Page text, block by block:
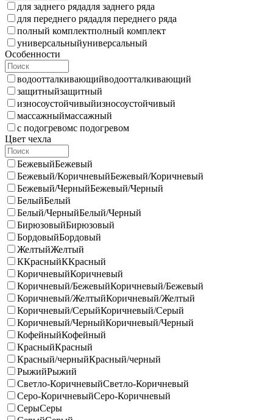
для заднего рядадля заднего ряда
для переднего рядадля переднего ряда
полный комплектполный комплект
универсальныйуниверсальный
Особенности
водоотталкивающийводоотталкивающий
защитныйзащитный
износоустойчивыйизносоустойчивый
массажныймассажный
с подогревомс подогревом
Цвет чехла
БежевыйБежевый
Бежевый/КоричневыйБежевый/Коричневый
Бежевый/ЧерныйБежевый/Черный
БелыйБелый
Белый/ЧерныйБелый/Черный
БирюзовыйБирюзовый
БордовыйБордовый
ЖелтыйЖелтый
ККрасныйККрасный
КоричневыйКоричневый
Коричневый/БежевыйКоричневый/Бежевый
Коричневый/ЖелтыйКоричневый/Желтый
Коричневый/СерыйКоричневый/Серый
Коричневый/ЧерныйКоричневый/Черный
КофейныйКофейный
КрасныйКрасный
Красный/черныйКрасный/черный
РыжийРыжий
Светло-КоричневыйСветло-Коричневый
Серо-КоричневыйСеро-Коричневый
СерыСеры